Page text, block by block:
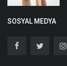
SOSYAL MEDYA